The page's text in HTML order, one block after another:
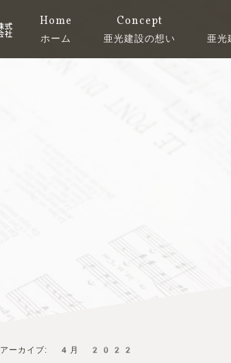
ホーム
Home
亜光建設の想い
Concept
亜光
アーカイブ: 4月 2022